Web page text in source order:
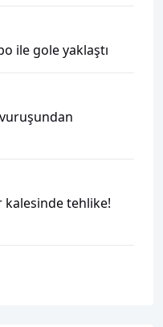
ile gole yaklaştı
kalesinde tehlike!